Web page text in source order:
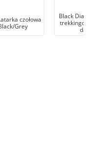
czołowa
Grey
Black